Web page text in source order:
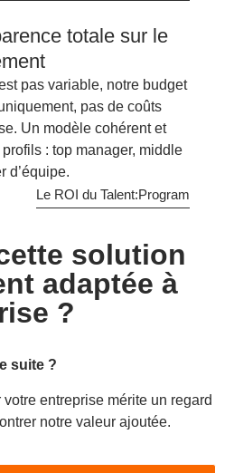
totale sur le
pas variable, notre budget
pas de coûts
Un modèle cohérent et
: top manager, middle
d’équipe.
Le ROI du Talent:Program
solution
adaptée à
?
suite ?
entreprise mérite un regard
notre valeur ajoutée.